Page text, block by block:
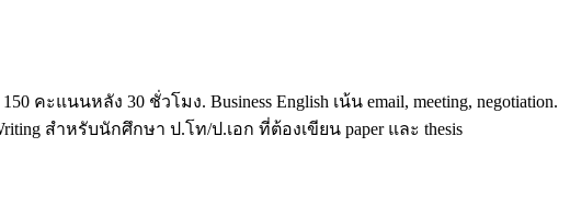
นนหลัง 30 ชั่วโมง. Business English เน้น email, meeting, negotiation.
สำหรับนักศึกษา ป.โท/ป.เอก ที่ต้องเขียน paper และ thesis